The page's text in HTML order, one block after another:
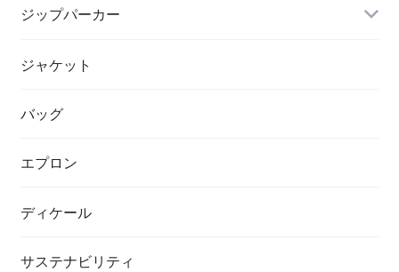
ジップパーカー
ジャケット
バッグ
エプロン
ディケール
サステナビリティ